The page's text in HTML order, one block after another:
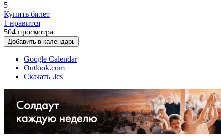
5+
Купить билет
1 нравится
504 просмотра
Добавить в календарь
Google Calendar
Outlook.com
Скачать .ics